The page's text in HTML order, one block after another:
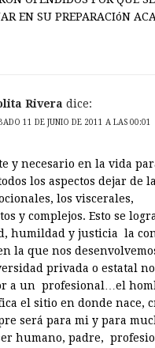
EN SU PREPARACIóN
Rivera dice:
11 DE JUNIO DE 2011 A LAS 00:01
y necesario en la vida
los aspectos dejar de
los viscerales,
y complejos. Esto se
humildad y justicia la
la que nos
privada o estatal
a un profesional…el
el sitio en donde nace,
será para mi y para
humano, padre,